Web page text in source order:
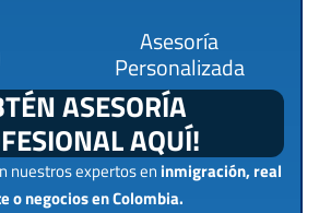
Asesoría
Personalizada
ASESORÍA
AQUÍ!
nuestros expertos en inmigración, real
o negocios en Colombia.